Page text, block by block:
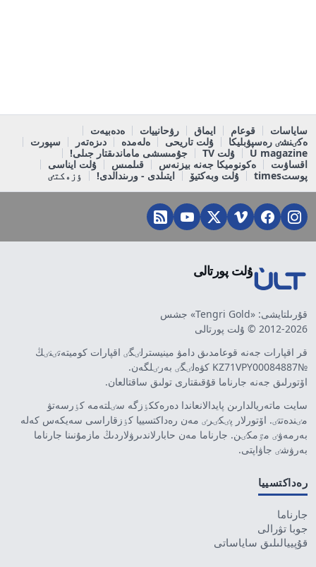
ساياسات قوعام ايماق رۋحانييات
ەدەبيەت
ەكٸنشٸ رەسپۋبليكا
ۇلت تاريحى ەلەمدە دىزەتەر
سپورت
U magazine
ۇلت TV
جۇمىسشى ماماندىقتار جىلى!
اقساۋىت
ەكونوميكا جەنە بيزنەس قىلمىس
ۇلت ايناسى
پوستtimes
ۇلت وبەكتيۆ ايتىلدى - ورىندالدى! ٶزەكتٸ
ۇلت پورتالى
قۇرىلتايشى: «Tengri Gold» جشس
2012-2026 © ۇلت پورتالى
قر اقپارات جەنە قوعامدىق دامۋ مينيسترلٸگٸ اقپارات كوميتەتٸنٸڭ
№KZ71VPY00084887 كۋەلٸگٸ بەرٸلگەن.
اۆتورلىق جەنە جارناما قۇقىقتارى تولىق ساقتالعان.
سايت ماتەريالدارىن پايدالانعاندا دەرەككٶزگە سٸلتەمە كٶرسەتۋ
مٸندەتتٸ. اۆتورلار پٸكٸرٸ مەن رەداكتسييا كٶزقاراسى سەيكەس كەلە
بەرمەۋٸ مٷمكٸن. جارناما مەن حابارلاندىرۋلاردىڭ مازمۇنىنا جارناما
بەرۋشٸ جاۋاپتى.
رەداكتسييا
جارناما
جوبا تۋرالى
قۇپييالىلىق ساياساتى